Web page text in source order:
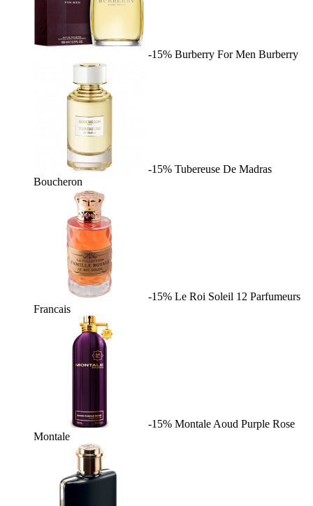
-15% Burberry For Men Burberry
-15% Tubereuse De Madras
Boucheron
-15% Le Roi Soleil 12 Parfumeurs
Francais
-15% Montale Aoud Purple Rose
Montale